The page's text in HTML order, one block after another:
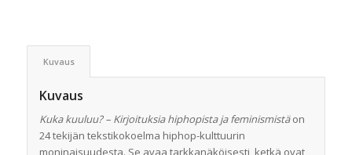
Kuvaus
Kuvaus
Kuka kuuluu? – Kirjoituksia hiphopista ja feminismistäon
24 tekijän tekstikokoelma hiphop-kulttuurin
moninaisuudesta. Se avaa tarkkanäköisesti, ketkä ovat